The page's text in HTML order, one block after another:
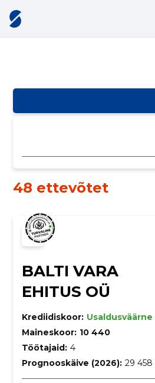
48 ettevõtet
BALTI VARA
EHITUS OÜ
Krediidiskoor: Usaldusväärne
Maineskoor: 10 440
Töötajaid: 4
Prognooskäive (2026): 29